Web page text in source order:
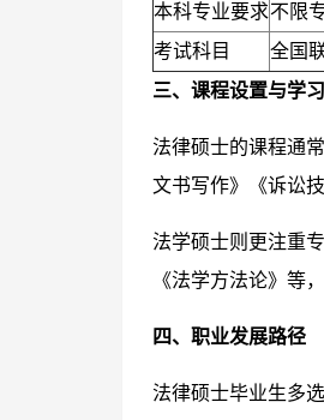
本科专业要求不限
考试科目
全国
三、课程设置与学
法律硕士的课程通
文书写作》《诉讼
法学硕士则更注重
《法学方法论》等
四、职业发展路径
法律硕士毕业生多